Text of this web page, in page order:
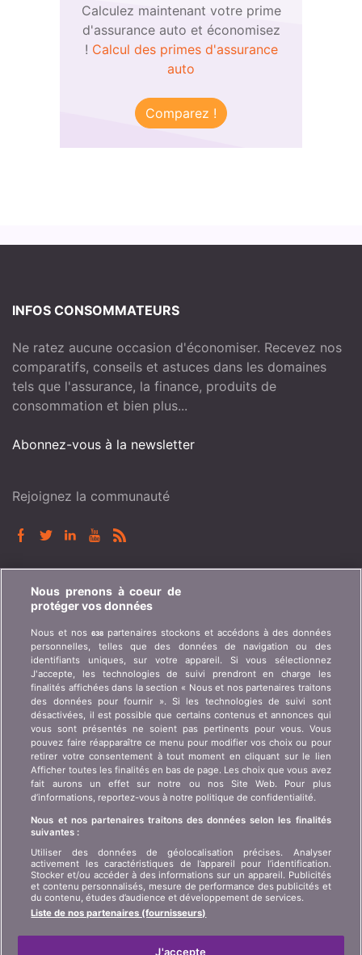
Calculez maintenant votre prime
d'assurance auto et économisez
! Calcul des primes d'assurance
auto
Comparez !
INFOS CONSOMMATEURS
Ne ratez aucune occasion d'économiser. Recevez nos
comparatifs, conseils et astuces dans les domaines
tels que l'assurance, la finance, produits de
consommation et bien plus...
Abonnez-vous à la newsletter
Rejoignez la communauté
BONUS.CH
comparatifs ? Demande de presse, partenariat,
publicité, ...
Qui sommes-nous ?
Contact
Publicité
Affiliation / Partenariat
Presse
Information client art. 45
LSA
Protection des données
Informations juridiques
Plan du site
LANGUE
FR IT
Nous prenons à coeur de
protéger vos données
Nous et nos638 partenaires stockons et accédons à des données
personnelles, telles que des données de navigation ou des
identifiants uniques, sur votre appareil. Si vous sélectionnez
J'accepte, les technologies de suivi prendront en charge les
finalités affichées dans la section « Nous et nos partenaires traitons
des données pour fournir ». Si les technologies de suivi sont
désactivées, il est possible que certains contenus et annonces qui
vous sont présentés ne soient pas pertinents pour vous. Vous
pouvez faire réapparaître ce menu pour modifier vos choix ou pour
retirer votre consentement à tout moment en cliquant sur le lien
Afficher toutes les finalités en bas de page. Les choix que vous avez
fait aurons un effet sur notre ou nos Site Web. Pour plus
d’informations, reportez-vous à notre politique de confidentialité.
Nous et nos partenaires traitons des données selon les finalités
suivantes :
Utiliser des données de géolocalisation précises. Analyser
activement les caractéristiques de l’appareil pour l’identification.
Stocker et/ou accéder à des informations sur un appareil. Publicités
et contenu personnalisés, mesure de performance des publicités et
du contenu, études d’audience et développement de services.
Liste de nos partenaires (fournisseurs)
J'accepte